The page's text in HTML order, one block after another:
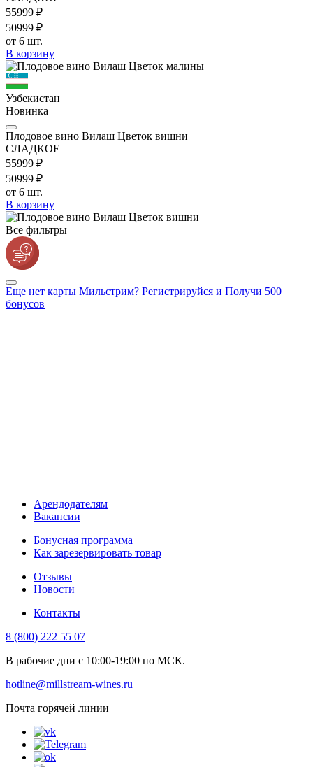
55999 ₽
50999 ₽
от 6 шт.
В корзину
Узбекистан
Новинка
Плодовое вино Вилаш Цветок вишни
СЛАДКОЕ
55999 ₽
50999 ₽
от 6 шт.
В корзину
Все фильтры
Еще нет карты Мильстрим? Регистрируйся и Получи 500
бонусов
Арендодателям
Вакансии
Бонусная программа
Как зарезервировать товар
Отзывы
Новости
Контакты
8 (800) 222 55 07
В рабочие дни с 10:00-19:00 по МСК.
hotline@millstream-wines.ru
Почта горячей линии